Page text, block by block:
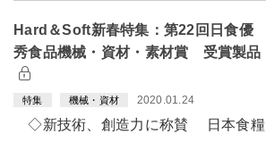
Hard＆Soft新春特集：第22回日食優
秀食品機械・資材・素材賞 受賞製品
特集 機械・資材 2020.01.24
◇新技術、創造力に称賛 日本食糧